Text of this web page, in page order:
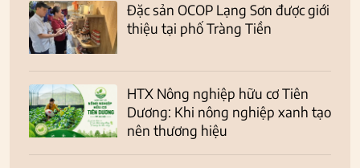
Đặc sản OCOP Lạng Sơn được giới
thiệu tại phố Tràng Tiền
HTX Nông nghiệp hữu cơ Tiên
Dương: Khi nông nghiệp xanh tạo
nên thương hiệu